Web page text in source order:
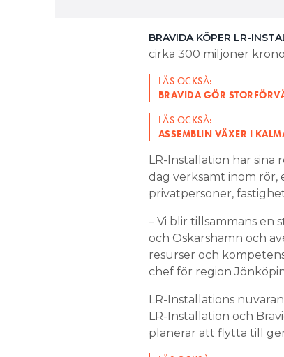
BRAVIDA KÖPER LR-
cirka 300 miljoner
LÄS OCKSÅ:
BRAVIDA GÖR
LÄS OCKSÅ:
ASSEMBLIN VÄXER I
LR-Installation har sina
dag verksamt inom
privatpersoner,
– Vi blir tillsammans en
och Oskarshamn och
resurser och
chef för region
LR-Installations
LR-Installation och
planerar att flytta till